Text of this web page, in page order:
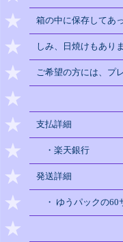
★
箱の中に保存してあ
★ しみ、日焼けもあり
★ ご希望の方には、プ
★
★
支払詳細
★ ・楽天銀行
★ 発送詳細
★ ・ ゆうパックの60
★